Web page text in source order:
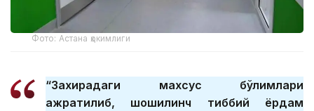
Фото: Астана ҳокимлиги
“Захирадаги махсус бўлимлари
ажратилиб, шошилинч тиббий ёрдам